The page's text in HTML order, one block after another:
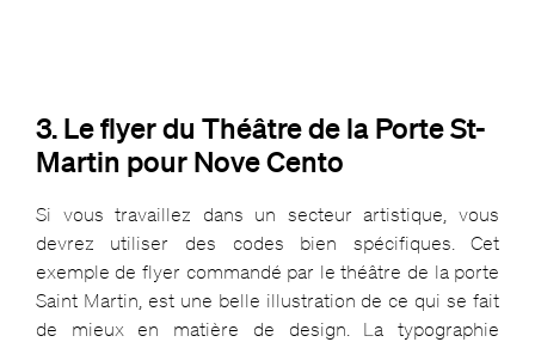
3. Le flyer du Théâtre de la Porte St-
Martin pour Nove Cento
Si vous travaillez dans un secteur artistique, vous
devrez utiliser des codes bien spécifiques. Cet
exemple de flyer commandé par le théâtre de la porte
Saint Martin, est une belle illustration de ce qui se fait
de mieux en matière de design. La typographie